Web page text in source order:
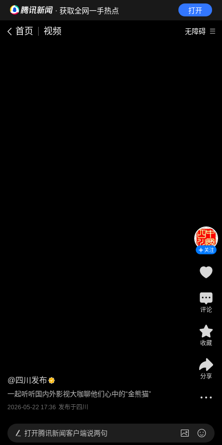
· 获取全网一手热点 打开
首页 视频 无障碍
@四川发布
一起听听国内外影视大咖聊他们心中的“金熊猫”
2026-05-22 17:36 发布于四川
关注
评论
收藏
分享
打开腾讯新闻客户端说两句